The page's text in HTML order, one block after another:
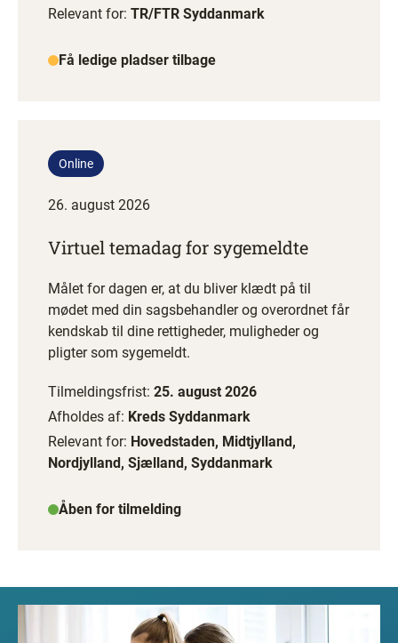
Relevant for: TR/FTR Syddanmark
Få ledige pladser tilbage
Online
26. august 2026
Virtuel temadag for sygemeldte
Målet for dagen er, at du bliver klædt på til
mødet med din sagsbehandler og overordnet får
kendskab til dine rettigheder, muligheder og
pligter som sygemeldt.
Tilmeldingsfrist: 25. august 2026
Afholdes af: Kreds Syddanmark
Relevant for: Hovedstaden, Midtjylland,
Nordjylland, Sjælland, Syddanmark
Åben for tilmelding